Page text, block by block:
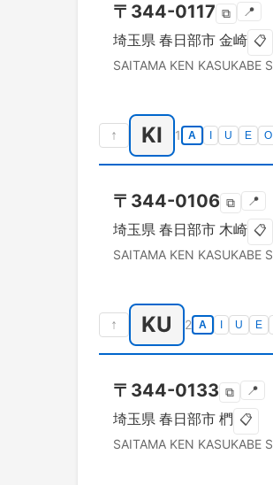
〒 344-0117 ⧉ 📍
埼玉県 春日部市 金崎 📋
SAITAMA KEN KASUKABE
↑ KI 1 A U E O
〒 344-0106 ⧉ 📍
埼玉県 春日部市 木崎 📋
SAITAMA KEN KASUKABE
↑ KU 2 A U E
〒 344-0133 ⧉ 📍
埼玉県 春日部市 椚 📋
SAITAMA KEN KASUKABE